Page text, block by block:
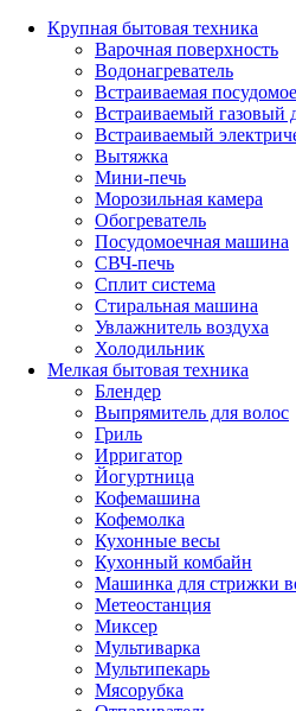
Крупная бытовая техника
Варочная поверхность
Водонагреватель
Встраиваемая
Встраиваемый газовый
Встраиваемый
Вытяжка
Мини-печь
Морозильная камера
Обогреватель
Посудомоечная машина
СВЧ-печь
Сплит система
Стиральная машина
Увлажнитель воздуха
Холодильник
Мелкая бытовая техника
Блендер
Выпрямитель для волос
Гриль
Ирригатор
Йогуртница
Кофемашина
Кофемолка
Кухонные весы
Кухонный комбайн
Машинка для стрижки
Метеостанция
Миксер
Мультиварка
Мультипекарь
Мясорубка